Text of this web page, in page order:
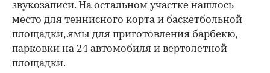
звукозаписи. На остальном участке нашлось
место для теннисного корта и баскетбольной
площадки, ямы для приготовления барбекю,
парковки на 24 автомобиля и вертолетной
площадки.